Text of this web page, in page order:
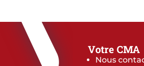
Votre CMA
Nous